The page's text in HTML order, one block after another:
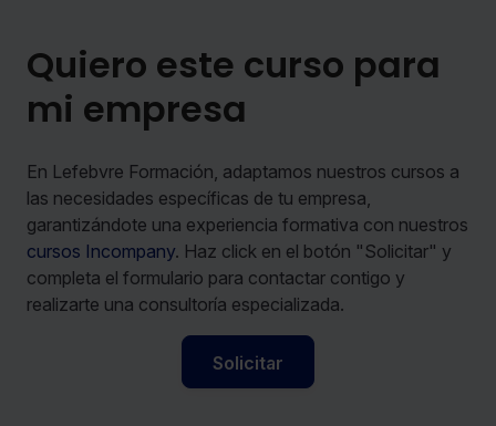
Quiero este curso para
mi empresa
En Lefebvre Formación, adaptamos nuestros cursos a
las necesidades específicas de tu empresa,
garantizándote una experiencia formativa con nuestros
cursos Incompany. Haz click en el botón "Solicitar" y
completa el formulario para contactar contigo y
realizarte una consultoría especializada.
Solicitar